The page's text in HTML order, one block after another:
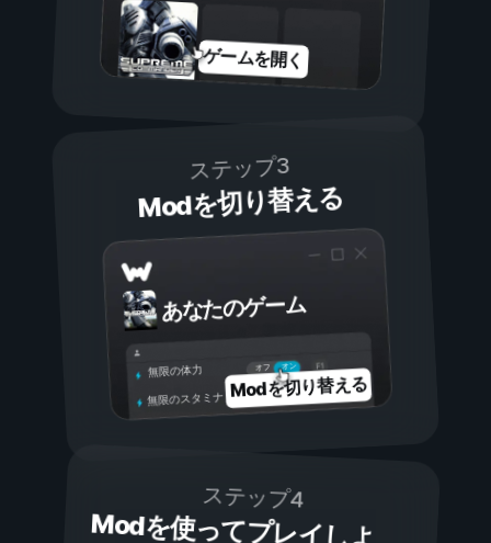
ゲームを開く
ステップ3
Modを切り替える
あなたのゲーム
オン
オフ
無限の体力
無限のスタミナ Modを切り替える
ステップ4
Modを使ってプレイしよ